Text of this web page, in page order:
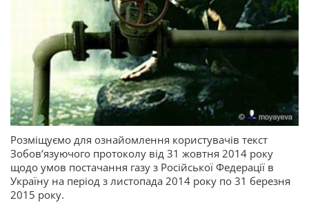
Розміщуємо для ознайомлення користувачів текст
Зобов’язуючого протоколу від 31 жовтня 2014 року
щодо умов постачання газу з Російської Федерації в
Україну на період з листопада 2014 року по 31 березня
2015 року.